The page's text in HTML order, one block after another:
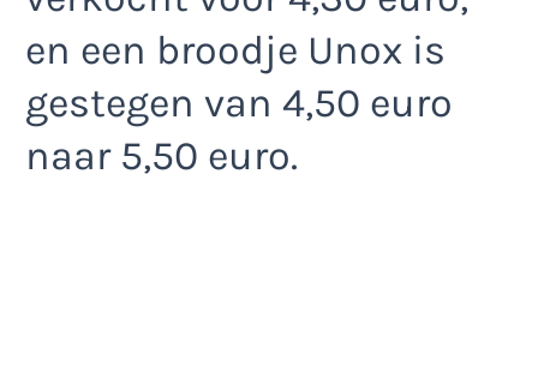
en een broodje Unox is
gestegen van 4,50 euro
naar 5,50 euro.